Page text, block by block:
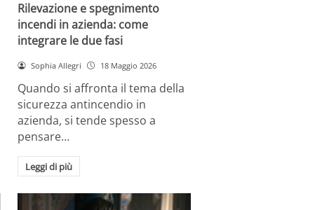
Rilevazione e spegnimento
incendi in azienda: come
integrare le due fasi
Sophia Allegri 18 Maggio 2026
Quando si affronta il tema della
sicurezza antincendio in
azienda, si tende spesso a
pensare…
Leggi di più